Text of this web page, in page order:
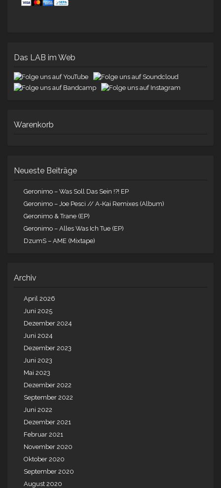
Das LAB im Web
Warenkorb
Neueste Beiträge
Geronimo – Was Soll Das Sein !?! EP
Geronimo – Joe Pesci // A-Kai Remixes (Album)
Geronimo & Trane (EP)
Geronimo – Alles Was Ich Tue (EP)
DzumS – AME (Mixtape)
Archiv
April 2026
Juni 2025
Dezember 2024
Juni 2024
Dezember 2023
Juni 2023
Mai 2023
Dezember 2022
September 2022
Juni 2022
Dezember 2021
Februar 2021
November 2020
Oktober 2020
September 2020
August 2020